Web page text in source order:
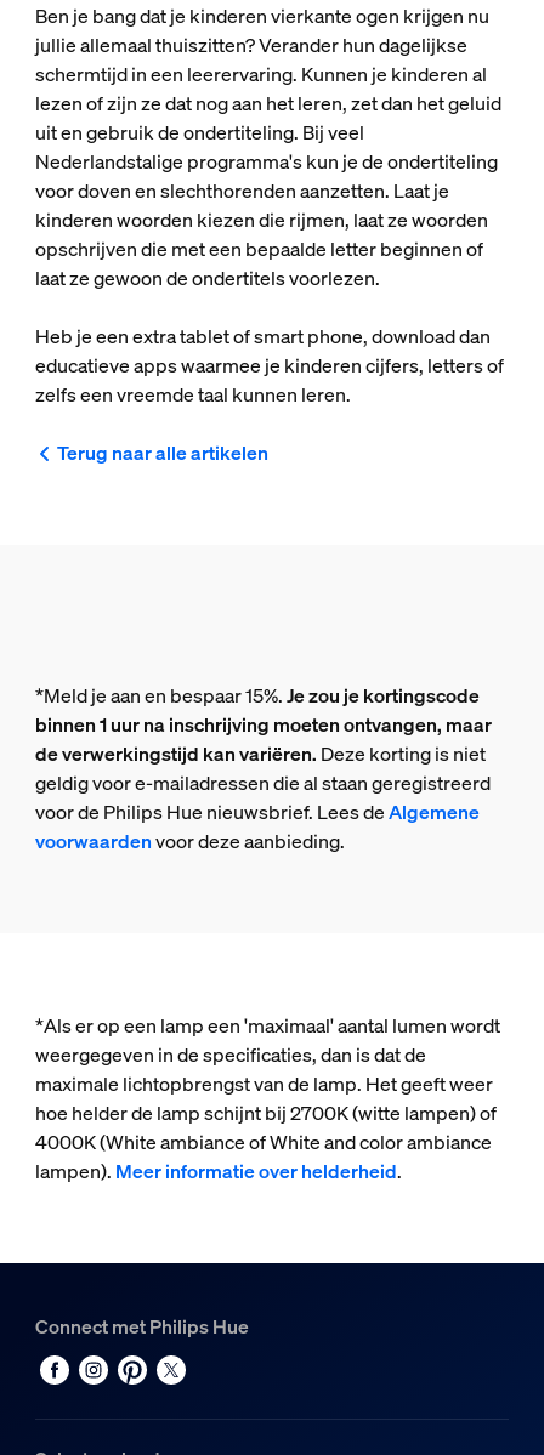
Ben je bang dat je kinderen vierkante ogen krijgen nu
jullie allemaal thuiszitten? Verander hun dagelijkse
schermtijd in een leerervaring. Kunnen je kinderen al
lezen of zijn ze dat nog aan het leren, zet dan het geluid
uit en gebruik de ondertiteling. Bij veel
Nederlandstalige programma's kun je de ondertiteling
voor doven en slechthorenden aanzetten. Laat je
kinderen woorden kiezen die rijmen, laat ze woorden
opschrijven die met een bepaalde letter beginnen of
laat ze gewoon de ondertitels voorlezen.
Heb je een extra tablet of smart phone, download dan
educatieve apps waarmee je kinderen cijfers, letters of
zelfs een vreemde taal kunnen leren.
Terug naar alle artikelen
*Meld je aan en bespaar 15%.Je zou je kortingscode
binnen 1 uur na inschrijving moeten ontvangen, maar
de verwerkingstijd kan variëren. Deze korting is niet
geldig voor e-mailadressen die al staan geregistreerd
voor de Philips Hue nieuwsbrief. Lees deAlgemene
voorwaardenvoor deze aanbieding.
*Als er op een lamp een 'maximaal' aantal lumen wordt
weergegeven in de specificaties, dan is dat de
maximale lichtopbrengst van de lamp. Het geeft weer
hoe helder de lamp schijnt bij 2700K (witte lampen) of
4000K (White ambiance of White and color ambiance
lampen). Meer informatie over helderheid.
Connect met Philips Hue